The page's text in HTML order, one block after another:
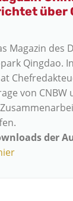
über
Magazin des
Qingdao.
von CNBW
der